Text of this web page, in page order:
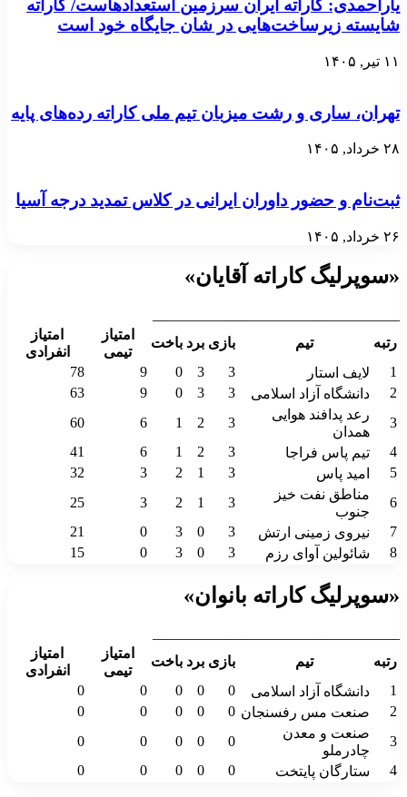
یاراحمدی: کاراته ایران سرزمین استعدادهاست/ کاراته
شایسته زیرساخت‌هایی در شان جایگاه خود است
۱۱ تیر, ۱۴۰۵
تهران، ساری و رشت میزبان تیم ملی کاراته رده‌های پایه
۲۸ خرداد, ۱۴۰۵
ثبت‌نام و حضور داوران ایرانی در کلاس تمدید درجه آسیا
۲۶ خرداد, ۱۴۰۵
«سوپرلیگ کاراته آقایان»
رتبه
تیم بازی برد باخت
امتیاز
تیمی
امتیاز
انفرادی
1
لایف استار 3
3
0
9
78
2
دانشگاه آزاد اسلامی 3
3
0
9
63
3
رعد پدافند هوایی
همدان
3
2
1
6
60
4
تیم پاس فراجا 3
2
1
6
41
5
امید پاس 3
1
2
3
32
6
مناطق نفت خیز
جنوب
3
1
2
3
25
7
نیروی زمینی ارتش 3
0
3
0
21
8
شائولین آوای رزم 3
0
3
0
15
«سوپرلیگ کاراته بانوان»
رتبه
تیم بازی برد باخت
امتیاز
تیمی
امتیاز
انفرادی
1
دانشگاه آزاد اسلامی 0
0
0
0
0
2
صنعت مس رفسنجان 0
0
0
0
0
3
صنعت و معدن
چادرملو
0
0
0
0
0
4
ستارگان پایتخت 0
0
0
0
0